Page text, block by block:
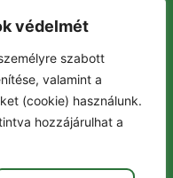
védelmét
szabott
valamint a
(cookie) használunk.
hozzájárulhat a